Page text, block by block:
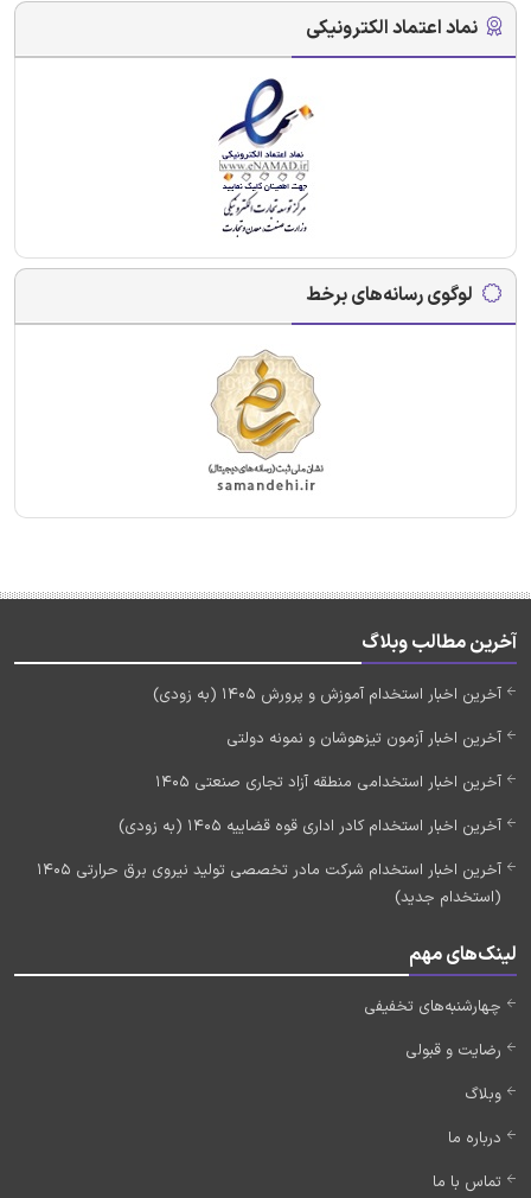
نماد اعتماد الکترونیکی
لوگوی رسانه‌های برخط
آخرین مطالب وبلاگ
آخرین اخبار استخدام آموزش و پرورش 1405 (به زودی)
آخرین اخبار آزمون تیزهوشان و نمونه دولتی
آخرین اخبار استخدامی منطقه آزاد تجاری صنعتی 1405
آخرین اخبار استخدام کادر اداری قوه قضاییه 1405 (به زودی)
آخرین اخبار استخدام شرکت مادر تخصصی تولید نیروی برق حرارتی 1405
(استخدام جدید)
لینک‌های مهم
چهارشنبه‌های تخفیفی
رضایت و قبولی
وبلاگ
درباره ما
تماس با ما